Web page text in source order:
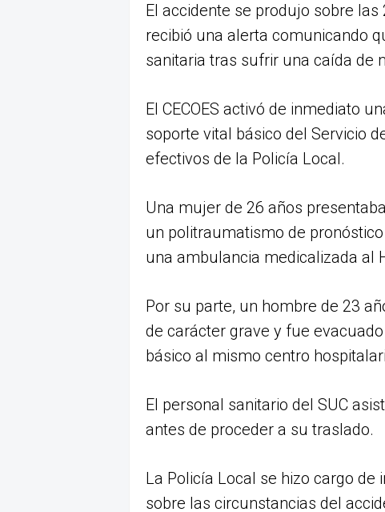
El accidente se produjo sobre
recibió una alerta comunicando
sanitaria tras sufrir una caída de
El CECOES activó de inmediato
soporte vital básico del Servicio
efectivos de la Policía Local.
Una mujer de 26 años
un politraumatismo de
una ambulancia medicalizada al
Por su parte, un hombre de 23
de carácter grave y fue
básico al mismo centro
El personal sanitario del SUC
antes de proceder a su traslado.
La Policía Local se hizo cargo
sobre las circunstancias del